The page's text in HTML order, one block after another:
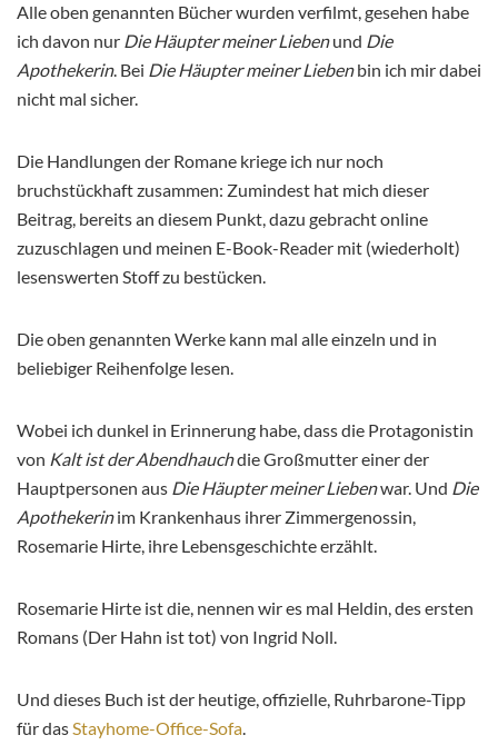
Alle oben genannten Bücher wurden verfilmt, gesehen habe
ich davon nur Die Häupter meiner Liebenund Die
Apothekerin. Bei Die Häupter meiner Liebenbin ich mir dabei
nicht mal sicher.
Die Handlungen der Romane kriege ich nur noch
bruchstückhaft zusammen: Zumindest hat mich dieser
Beitrag, bereits an diesem Punkt, dazu gebracht online
zuzuschlagen und meinen E-Book-Reader mit (wiederholt)
lesenswerten Stoff zu bestücken.
Die oben genannten Werke kann mal alle einzeln und in
beliebiger Reihenfolge lesen.
Wobei ich dunkel in Erinnerung habe, dass die Protagonistin
von Kalt ist der Abendhauchdie Großmutter einer der
Hauptpersonen aus Die Häupter meiner Liebenwar. Und Die
Apothekerinim Krankenhaus ihrer Zimmergenossin,
Rosemarie Hirte, ihre Lebensgeschichte erzählt.
Rosemarie Hirte ist die, nennen wir es mal Heldin, des ersten
Romans (Der Hahn ist tot) von Ingrid Noll.
Und dieses Buch ist der heutige, offizielle, Ruhrbarone-Tipp
für dasStayhome-Office-Sofa.